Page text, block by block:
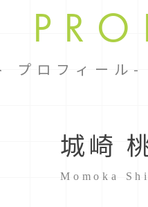
プロフィール
城崎
Momoka